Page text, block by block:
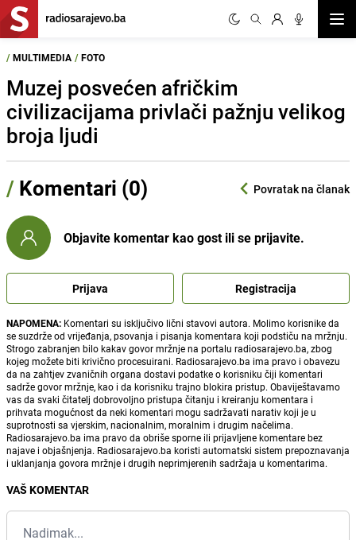
/ MULTIMEDIA / FOTO
Muzej posvećen afričkim
civilizacijama privlači pažnju velikog
broja ljudi
/ Komentari (0) Povratak na članak
Objavite komentar kao gost ili se prijavite.
Prijava Registracija
NAPOMENA: Komentari su isključivo lični stavovi autora. Molimo korisnike da
se suzdrže od vrijeđanja, psovanja i pisanja komentara koji podstiču na mržnju.
Strogo zabranjen bilo kakav govor mržnje na portalu radiosarajevo.ba, zbog
kojeg možete biti krivično procesuirani. Radiosarajevo.ba ima pravo i obavezu
da na zahtjev zvaničnih organa dostavi podatke o korisniku čiji komentari
sadrže govor mržnje, kao i da korisniku trajno blokira pristup. Obaviještavamo
vas da svaki čitatelj dobrovoljno pristupa čitanju i kreiranju komentara i
prihvata mogućnost da neki komentari mogu sadržavati narativ koji je u
suprotnosti sa vjerskim, nacionalnim, moralnim i drugim načelima.
Radiosarajevo.ba ima pravo da obriše sporne ili prijavljene komentare bez
najave i objašnjenja. Radiosarajevo.ba koristi automatski sistem prepoznavanja
i uklanjanja govora mržnje i drugih neprimjerenih sadržaja u komentarima.
VAŠ KOMENTAR